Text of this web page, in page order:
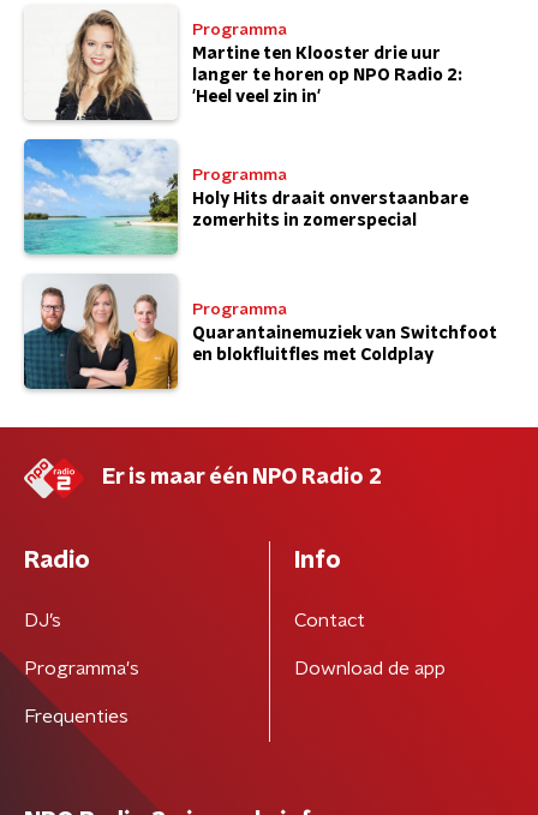
Programma
Martine ten Klooster drie uur
langer te horen op NPO Radio 2:
'Heel veel zin in'
Programma
Holy Hits draait onverstaanbare
zomerhits in zomerspecial
Programma
Quarantainemuziek van Switchfoot
en blokfluitfles met Coldplay
Er is maar één NPO Radio 2
Radio
DJ’s
Programma's
Frequenties
Info
Contact
Download de app